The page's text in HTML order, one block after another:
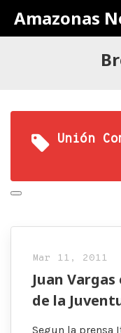
Amazonas
Unión
Mar 11, 2011
Juan
de la
Segun la prensa